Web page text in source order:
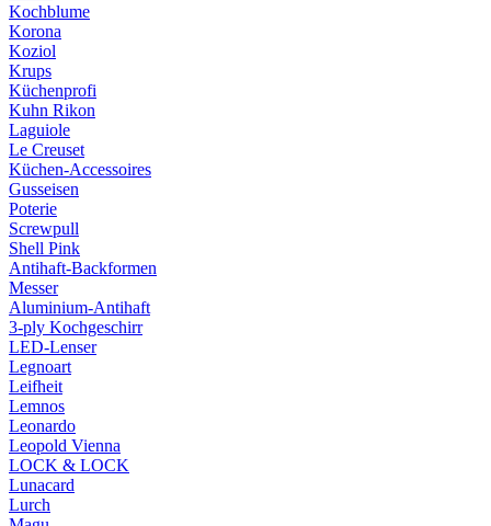
Kochblume
Korona
Koziol
Krups
Küchenprofi
Kuhn Rikon
Laguiole
Le Creuset
Küchen-Accessoires
Gusseisen
Poterie
Screwpull
Shell Pink
Antihaft-Backformen
Messer
Aluminium-Antihaft
3-ply Kochgeschirr
LED-Lenser
Legnoart
Leifheit
Lemnos
Leonardo
Leopold Vienna
LOCK & LOCK
Lunacard
Lurch